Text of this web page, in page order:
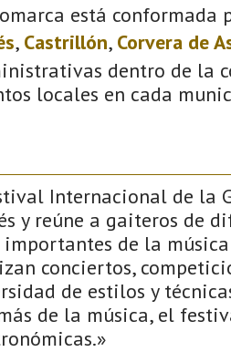
está conformada
, Castrillón, Corvera de
dentro de la
locales en cada
Internacional de la
y reúne a gaiteros de
importantes de la
conciertos,
de estilos y
de la música, el